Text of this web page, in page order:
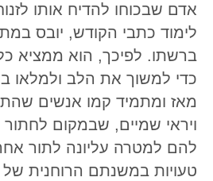
אדם שבכוחו להדיח אותו
לימוד כתבי הקודש, יובס
ברשתו. לפיכך, הוא ממציא
כדי למשוך את הלב ולמלאו
מאז ומתמיד קמו אנשים
ויראי שמיים, שבמקום
להם למטרה עליונה לתור
טעויות במשנתם הרוחנית